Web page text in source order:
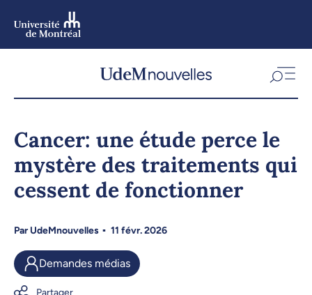
Cancer: une étude perce le
mystère des traitements qui
cessent de fonctionner
ParUdeMnouvelles 11 févr. 2026
Demandes médias